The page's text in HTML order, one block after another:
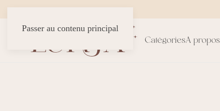
Passer au contenu principal
CatégoriesA propos